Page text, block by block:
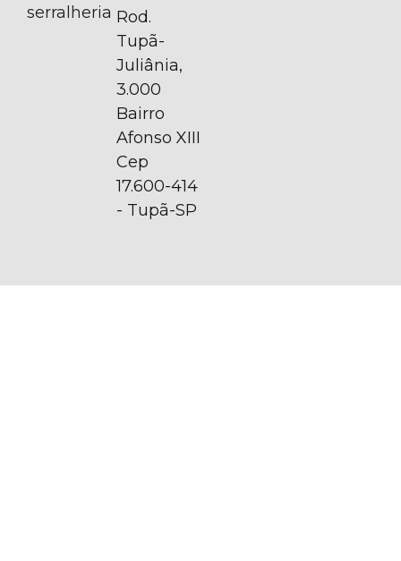
serralheria Rod.
Tupã-
Juliânia,
3.000
Bairro
Afonso XIII
Cep
17.600-414
- Tupã-SP